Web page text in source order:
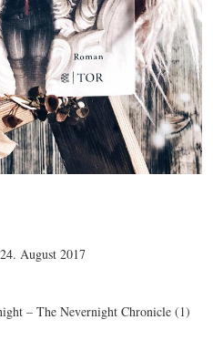
August 2017
– The Nevernight Chronicle (1)